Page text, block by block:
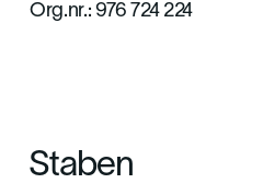
Org.nr.: 976 724 224
Staben